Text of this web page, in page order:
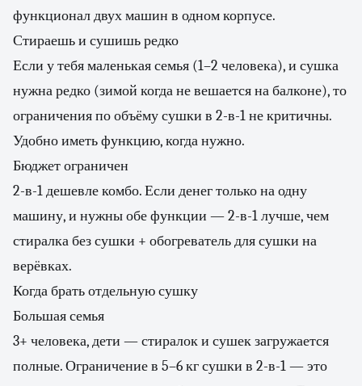
функционал двух машин в одном корпусе.
Стираешь и сушишь редко
Если у тебя маленькая семья (1–2 человека), и сушка
нужна редко (зимой когда не вешается на балконе), то
ограничения по объёму сушки в 2-в-1 не критичны.
Удобно иметь функцию, когда нужно.
Бюджет ограничен
2-в-1 дешевле комбо. Если денег только на одну
машину, и нужны обе функции — 2-в-1 лучше, чем
стиралка без сушки + обогреватель для сушки на
верёвках.
Когда брать отдельную сушку
Большая семья
3+ человека, дети — стиралок и сушек загружается
полные. Ограничение в 5–6 кг сушки в 2-в-1 — это